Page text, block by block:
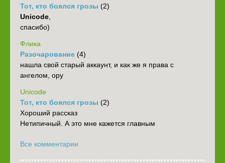
Тот, кто боялся грозы (2)
Unicode
спасибо)
Флика
Разочарование (4)
нашла свой старый аккаунт, и как же я права с
ангелом, ору
Unicode
Тот, кто боялся грозы (2)
Хороший рассказ
Нетипичный. А это мне кажется главным
Все комментарии